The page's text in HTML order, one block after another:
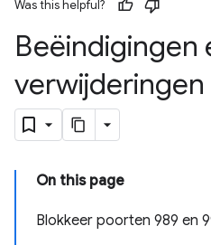
Was this helpful?
Beëindigingen
On this page
Blokkeer poorten 989 en